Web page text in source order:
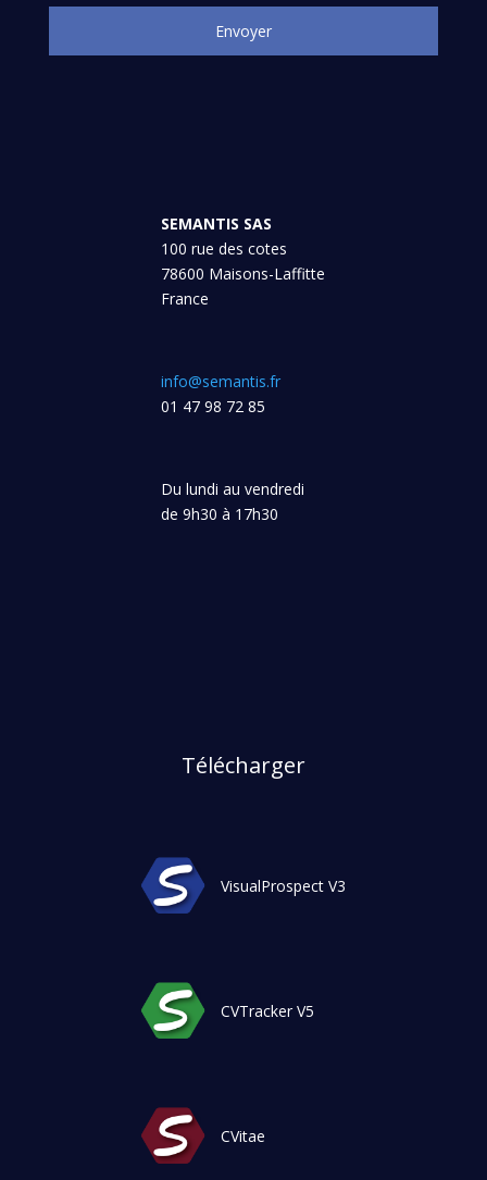
SEMANTIS SAS
100 rue des cotes
78600 Maisons-Laffitte
France
info@semantis.fr
01 47 98 72 85
Du lundi au vendredi
de 9h30 à 17h30
Télécharger
VisualProspect V3
CVTracker V5
CVitae